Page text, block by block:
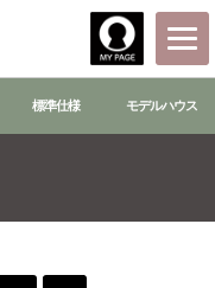
標準仕様 モデルハウス